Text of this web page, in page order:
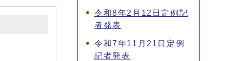
令和8年2月12日定例記
者発表
令和7年11月21日定例
記者発表